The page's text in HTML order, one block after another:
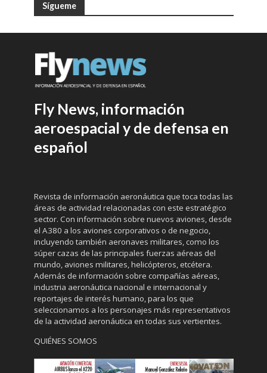
Sígueme
Fly News, información
aeroespacial y de defensa en
español
Revista de información aeronáutica que toca todas las
áreas de actividad relacionadas con este estratégico
sector. Con información sobre nuevos aviones, desde
el A380 a los aviones corporativos o de negocio,
incluyendo también aeronaves militares, como los
súper cazas de las principales fuerzas aéreas del
mundo, aviones militares, helicópteros, etcétera.
Además de información sobre compañías aéreas,
industria aeronáutica nacional e internacional y
reportajes de interés humano, para los que
seleccionamos a los personajes más representativos
de la actividad aeronáutica en todas sus vertientes.
QUIÉNES SOMOS